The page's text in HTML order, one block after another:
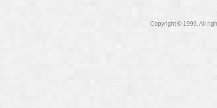
Copyright © 1999. All